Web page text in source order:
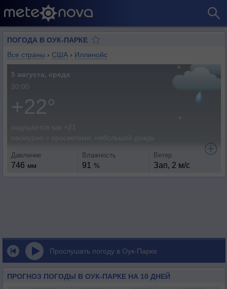
ПОГОДА В ОУК-ПАРКЕ
Все страны › США › Иллинойс
5 августа, среда
20:00
+22°
Давление
746 мм
Влажность
91 %
Ветер
Зап, 2 м/с
Прослушать погоду в Оук-Парке
ПРОГНОЗ ПОГОДЫ В ОУК-ПАРКЕ НА 10 ДНЕЙ